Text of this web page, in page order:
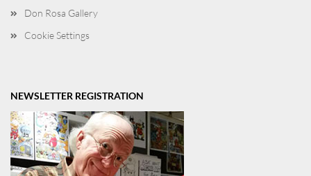
Don Rosa Gallery
Cookie Settings
NEWSLETTER REGISTRATION